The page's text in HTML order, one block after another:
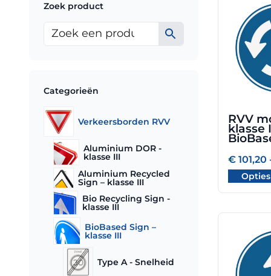
Zoek product
Categorieën
Verkeersborden RVV
Aluminium DOR -
klasse III
Aluminium Recycled
Sign – klasse III
Bio Recycling Sign -
klasse III
BioBased Sign –
klasse III
Type A - Snelheid
RVV
klasse
€ 101,20
product
heeft
meerdere
variaties.
Deze
optie
worden
op
product
heeft
meerdere